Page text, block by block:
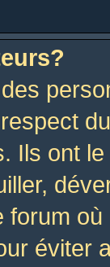
Ils ont
éviter